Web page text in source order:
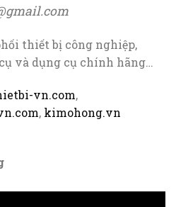
thiết bị công nghiệp,
và dụng cụ chính hãng…
vn.com,
, kimohong.vn